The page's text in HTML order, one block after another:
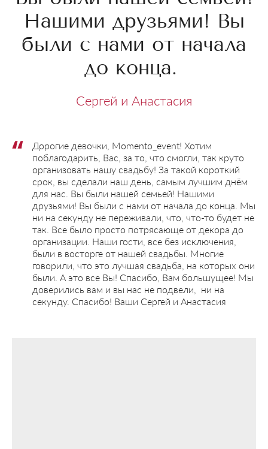
Нашими друзьями! Вы
были с нами от начала
до конца.
Сергей и Анастасия
Дорогие девочки, Momento_event! Хотим
поблагодарить, Вас, за то, что смогли, так круто
организовать нашу свадьбу! За такой короткий
срок, вы сделали наш день, самым лучшим днём
для нас. Вы были нашей семьей! Нашими
друзьями! Вы были с нами от начала до конца. Мы
ни на секунду не переживали, что, что-то будет не
так. Все было просто потрясающе от декора до
организации. Наши гости, все без исключения,
были в восторге от нашей свадьбы. Многие
говорили, что это лучшая свадьба, на которых они
были. А это все Вы! Спасибо, Вам большущее! Мы
доверились вам и вы нас не подвели, ни на
секунду. Спасибо! Ваши Сергей и Анастасия